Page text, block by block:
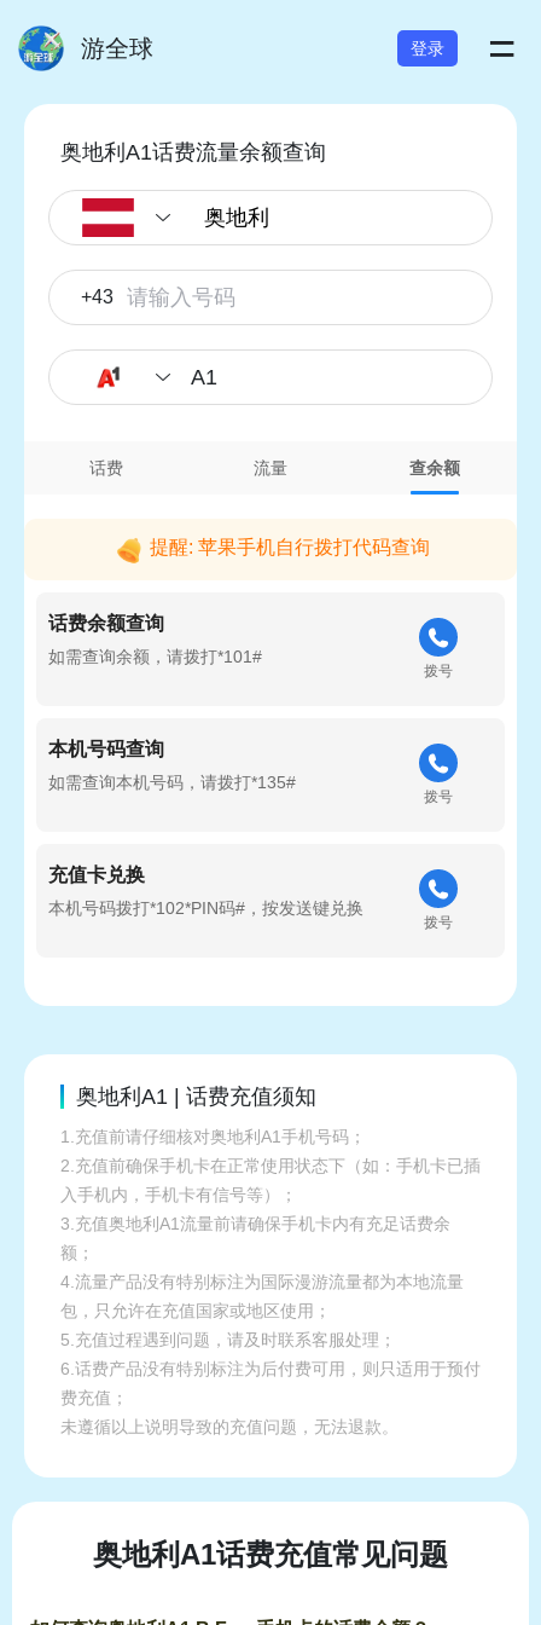
游全球 登录 =
奥地利A1话费流量余额查询
+43
A1
话费 流量 查余额
提醒: 苹果手机自行拨打代码查询
话费余额查询
如需查询余额，请拨打*101#
拨号
本机号码查询
如需查询本机号码，请拨打*135#
拨号
充值卡兑换
本机号码拨打*102*PIN码#，按发送键兑换
拨号
奥地利A1 | 话费充值须知
1.充值前请仔细核对奥地利A1手机号码；
2.充值前确保手机卡在正常使用状态下（如：手机卡已插
入手机内，手机卡有信号等）；
3.充值奥地利A1流量前请确保手机卡内有充足话费余
额；
4.流量产品没有特别标注为国际漫游流量都为本地流量
包，只允许在充值国家或地区使用；
5.充值过程遇到问题，请及时联系客服处理；
6.话费产品没有特别标注为后付费可用，则只适用于预付
费充值；
未遵循以上说明导致的充值问题，无法退款。
奥地利A1话费充值常见问题